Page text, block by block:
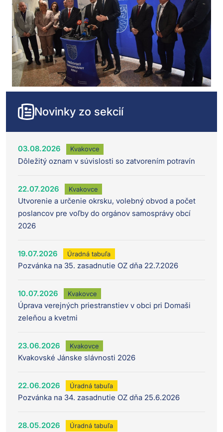
Novinky zo sekcií
03.08.2026 Kvakovce
Dôležitý oznam v súvislosti so zatvorením potravín
22.07.2026 Kvakovce
Utvorenie a určenie okrsku, volebný obvod a počet
poslancov pre voľby do orgánov samosprávy obcí
2026
19.07.2026 Úradná tabuľa
Pozvánka na 35. zasadnutie OZ dňa 22.7.2026
10.07.2026 Kvakovce
Úprava verejných priestranstiev v obci pri Domaši
zeleňou a kvetmi
23.06.2026 Kvakovce
Kvakovské Jánske slávnosti 2026
22.06.2026 Úradná tabuľa
Pozvánka na 34. zasadnutie OZ dňa 25.6.2026
28.05.2026 Úradná tabuľa